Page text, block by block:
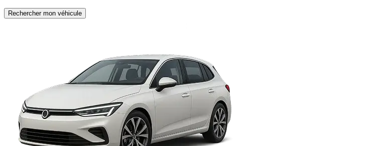
Rechercher mon véhicule